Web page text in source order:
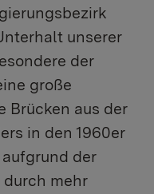
unserer
der
große
Brücken aus der
in den 1960er
der
mehr